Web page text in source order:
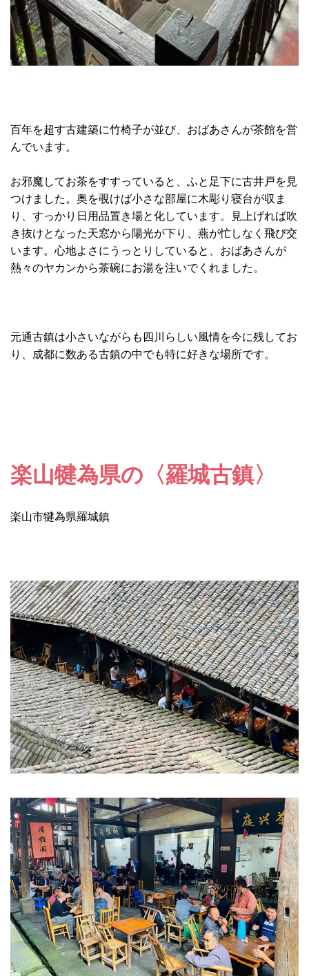
百年を超す古建築に竹椅子が並び、おばあさんが茶館を営
んでいます。
お邪魔してお茶をすすっていると、ふと足下に古井戸を見
つけました。奥を覗けば小さな部屋に木彫り寝台が収ま
り、すっかり日用品置き場と化しています。見上げれば吹
き抜けとなった天窓から陽光が下り、燕が忙しなく飛び交
います。心地よさにうっとりしていると、おばあさんが
熱々のヤカンから茶碗にお湯を注いでくれました。
元通古鎮は小さいながらも四川らしい風情を今に残してお
り、成都に数ある古鎮の中でも特に好きな場所です。
楽山犍為県の〈羅城古鎮〉
楽山市犍為県羅城鎮